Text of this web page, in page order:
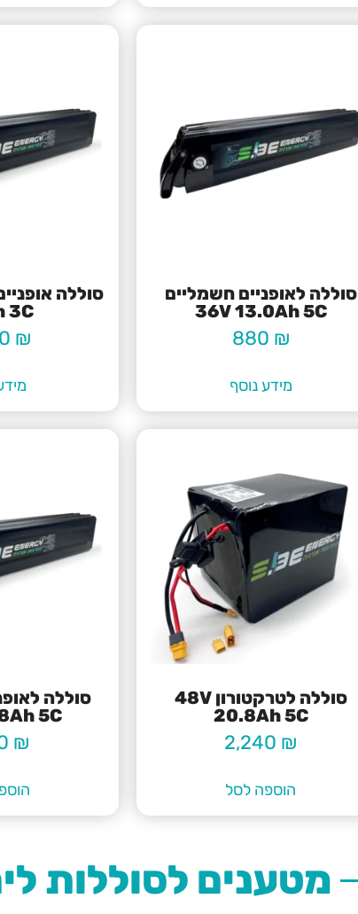
סוללה לאופניים חשמליים
36V 13.0Ah 5C
880 ₪
מידע נוסף
3C
₪
סוללה לטרקטורון 48V
20.8Ah 5C
2,240 ₪
הוספה לסל
סוללה
5C
₪
מטענים לסוללות